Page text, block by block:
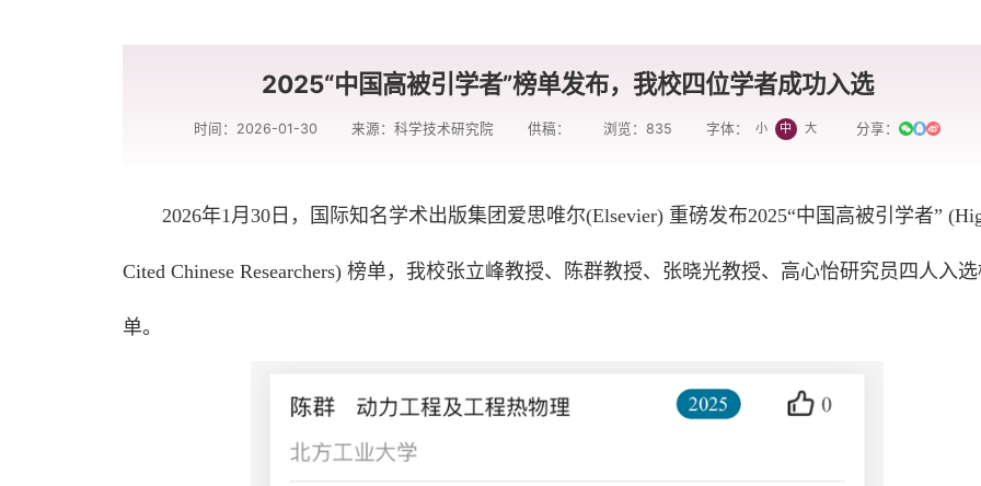
2025“中国高被引学者”榜单发布，我校四位学者成功入选
时间：2026-01-30 来源：科学技术研究院 供稿： 浏览：835 字体： 小 中 大 分享：
2026年1月30日，国际知名学术出版集团爱思唯尔(Elsevier) 重磅发布2025“中国高被引学者”
Cited Chinese Researchers) 榜单，我校张立峰教授、陈群教授、张晓光教授、高心怡研究员四人入
单。